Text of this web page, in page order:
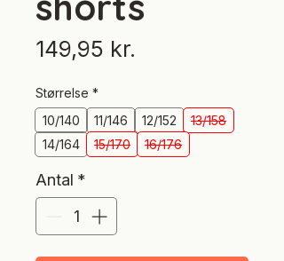
149,95 kr.
Størrelse *
10/140
11/146 12/152
13/158
14/164
15/170 16/176
Antal *